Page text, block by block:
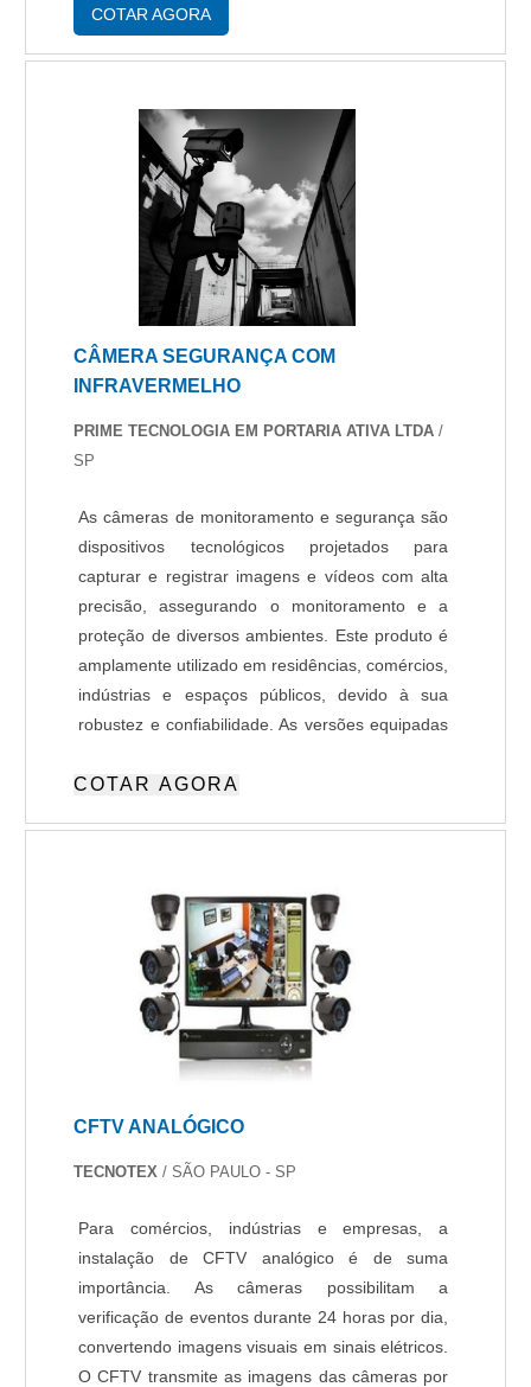
feito com auxílio da tecnologia ou ser re....
COTAR AGORA
CÂMERA SEGURANÇA COM
INFRAVERMELHO
PRIME TECNOLOGIA EM PORTARIA ATIVA LTDA /
SP
As câmeras de monitoramento e segurança são
dispositivos tecnológicos projetados para
capturar e registrar imagens e vídeos com alta
precisão, assegurando o monitoramento e a
proteção de diversos ambientes. Este produto é
amplamente utilizado em residências, comércios,
indústrias e espaços públicos, devido à sua
robustez e confiabilidade. As versões equipadas
funcionalidades avançadas, como detecção de
plataforma de atendimento remoto. Essas
características agregam maior assertividade e
reduzem falsos alarmes e tornam o
monitoramento mais eficiente, atendendo aos
mais altos padrões de segurança e
COTAR AGORA
CFTV ANALÓGICO
TECNOTEX / SÃO PAULO - SP
Para comércios, indústrias e empresas, a
instalação de CFTV analógico é de suma
importância. As câmeras possibilitam a
verificação de eventos durante 24 horas por dia,
convertendo imagens visuais em sinais elétricos.
O CFTV transmite as imagens das câmeras por